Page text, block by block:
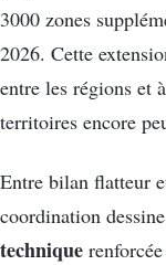
3000 zones
2026. Cette
entre les régions et
territoires encore
Entre bilan flatteur
coordination
technique